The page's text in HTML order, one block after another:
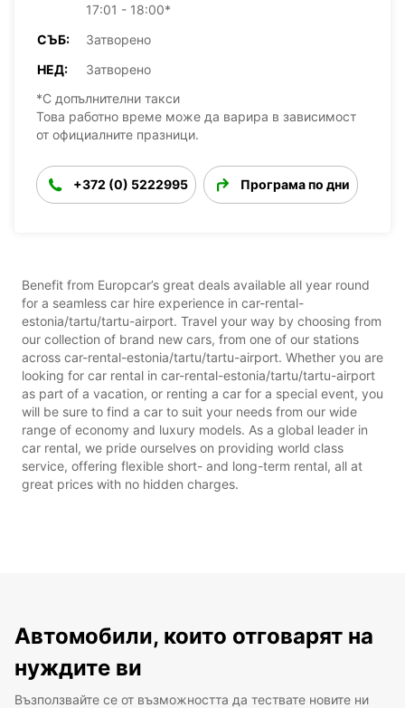
17:01 - 18:00*
СЪБ:
Затворено
НЕД:
Затворено
*С допълнителни такси
Това работно време може да варира в зависимост
от официалните празници.
+372 (0) 5222995 Програма по дни
Benefit from Europcar’s great deals available all year round
for a seamless car hire experience in car-rental-
estonia/tartu/tartu-airport. Travel your way by choosing from
our collection of brand new cars, from one of our stations
across car-rental-estonia/tartu/tartu-airport. Whether you are
looking for car rental in car-rental-estonia/tartu/tartu-airport
as part of a vacation, or renting a car for a special event, you
will be sure to find a car to suit your needs from our wide
range of economy and luxury models. As a global leader in
car rental, we pride ourselves on providing world class
service, offering flexible short- and long-term rental, all at
great prices with no hidden charges.
Автомобили, които отговарят на
нуждите ви
Възползвайте се от възможността да тествате новите ни